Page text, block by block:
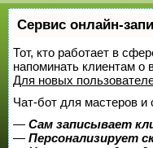
Сервис онлайн-
Тот, кто работает в
напоминать клиентам
Для новых
Чат-бот для мастеров и
— Сам записывает
— Персонализирует